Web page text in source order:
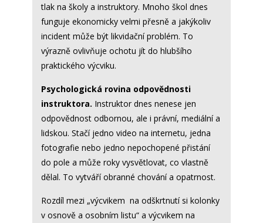
tlak na školy a instruktory. Mnoho škol dnes
funguje ekonomicky velmi přesně a jakýkoliv
incident může být likvidační problém. To
výrazně ovlivňuje ochotu jít do hlubšího
praktického výcviku.
Psychologická rovina odpovědnosti
instruktora. Instruktor dnes nenese jen
odpovědnost odbornou, ale i právní, mediální a
lidskou. Stačí jedno video na internetu, jedna
fotografie nebo jedno nepochopené přistání
do pole a může roky vysvětlovat, co vlastně
dělal. To vytváří obranné chování a opatrnost.
Rozdíl mezi „výcvikem na odškrtnutí si kolonky
v osnově a osobním listu“ a výcvikem na